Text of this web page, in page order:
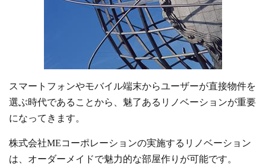
スマートフォンやモバイル端末からユーザーが直接物件を
選ぶ時代であることから、魅了あるリノベーションが重要
になってきます。
株式会社MEコーポレーションの実施するリノベーション
は、オーダーメイドで魅力的な部屋作りが可能です。